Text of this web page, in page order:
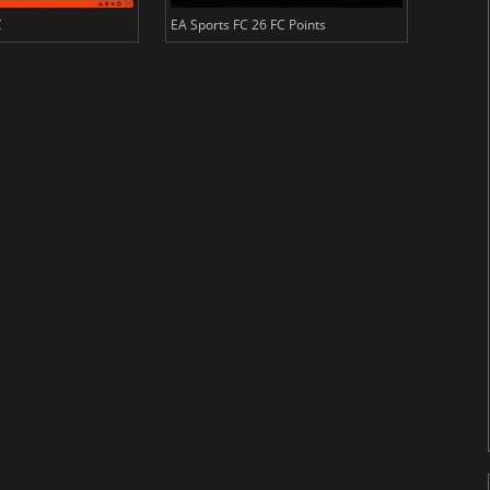
EA Sports FC 26 FC Points NBA